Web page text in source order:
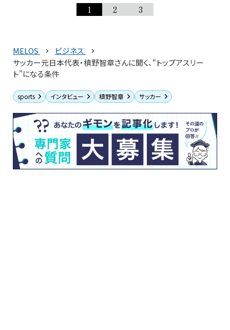
1 2 3
MELOS
ビジネス
サッカー元日本代表・槙野智章さんに聞く、“トップアスリー
ト”になる条件
sports インタビュー 槙野智章 サッカー